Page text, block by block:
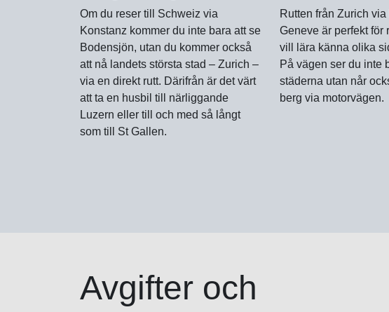
Om du reser till Schweiz via
Konstanz kommer du inte bara att se
Bodensjön, utan du kommer också
att nå landets största stad – Zurich –
via en direkt rutt. Därifrån är det värt
att ta en husbil till närliggande
Luzern eller till och med så långt
som till St Gallen.
Rutten från Zurich via
Geneve är perfekt för
vill lära känna olika
På vägen ser du inte
städerna utan når
berg via motorvägen.
Avgifter och